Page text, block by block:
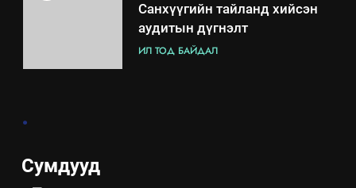
Санхүүгийн тайланд хийсэн
аудитын дүгнэлт
ИЛ ТОД БАЙДАЛ
.
Сумдууд